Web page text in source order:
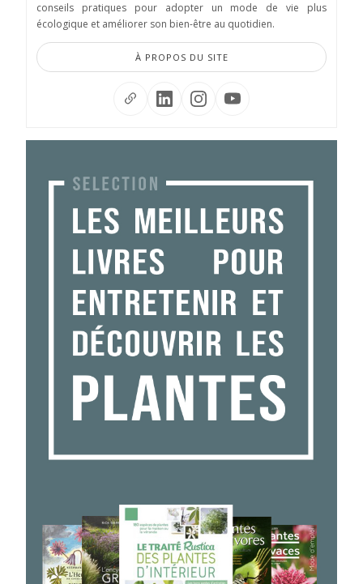
conseils pratiques pour adopter un mode de vie plus
écologique et améliorer son bien-être au quotidien.
À PROPOS DU SITE